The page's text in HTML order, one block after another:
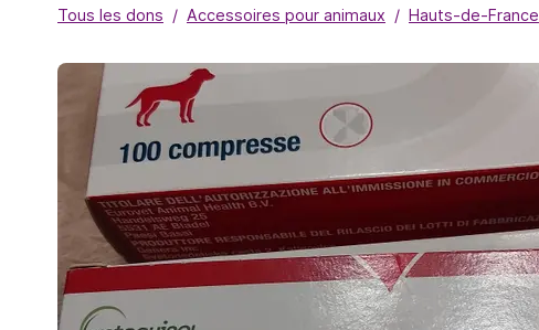
Tous les dons Accessoires pour animaux Hauts-de-France